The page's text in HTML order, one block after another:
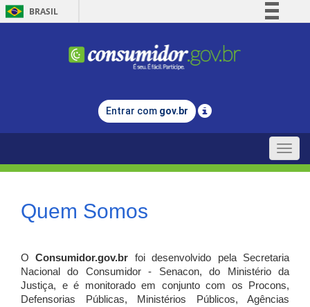
BRASIL
Comunica BR
Legislação
Entrar com gov.br
Toggle
Quem Somos
OConsumidor.gov.br
foi desenvolvido pela Secretaria
Nacional do Consumidor - Senacon, do Ministério da
Justiça, e é monitorado em conjunto com os Procons,
Defensorias Públicas, Ministérios Públicos, Agências